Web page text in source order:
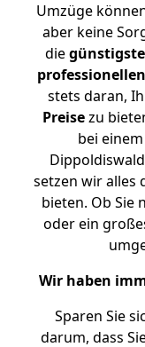
Umzüge
aber keine
diegünstigste
stets daran,
Preisezu
bei
setzen wir alles
bieten. Ob Sie
oder ein
Wir haben
Sparen Sie
darum, dass